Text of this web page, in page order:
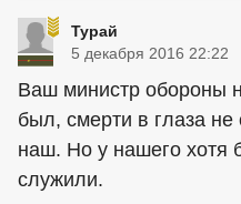
Турай
5 декабря 2016 22:22
Ваш министр обороны
был, смерти в глаза
наш. Но у нашего хотя
служили.